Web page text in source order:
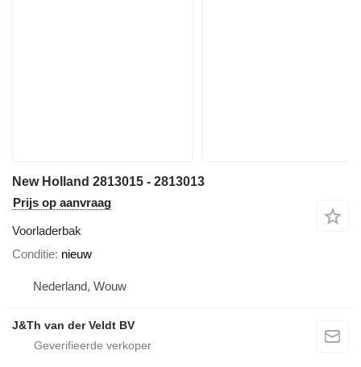
New Holland 2813015 - 2813013
Prijs op aanvraag
Voorladerbak
Conditie nieuw
Nederland, Wouw
J&Th van der Veldt BV